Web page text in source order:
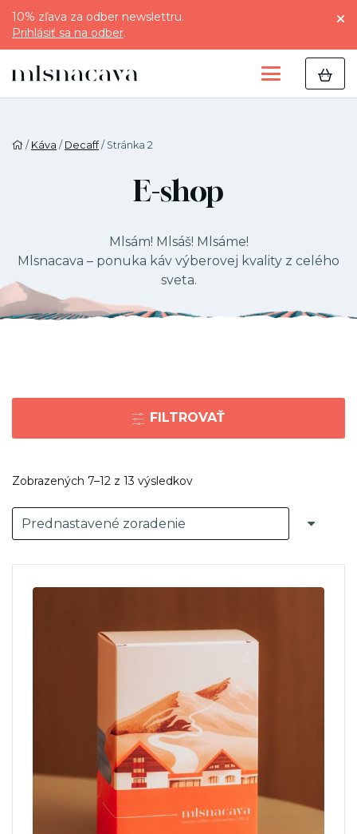
10% zľava za odber newslettru.
Prihlásiť sa na odber.
/ Káva / Decaff/ Stránka 2
E-shop
Mlsám! Mlsáš! Mlsáme!
Mlsnacava – ponuka káv výberovej kvality z celého
sveta.
FILTROVAŤ
Zobrazených 7–12 z 13 výsledkov